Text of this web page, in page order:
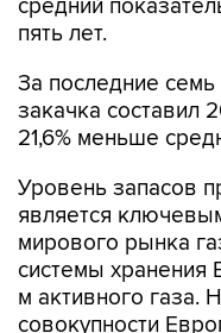
средний
пять лет.
За последние
закачка составил
21,6% меньше
Уровень запасов
является
мирового рынка
системы хранения
м активного
совокупности